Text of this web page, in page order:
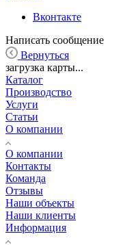
Вконтакте
Написать сообщение
Вернуться
загрузка карты...
Каталог
Производство
Услуги
Статьи
О компании
О компании
Контакты
Команда
Отзывы
Наши объекты
Наши клиенты
Информация